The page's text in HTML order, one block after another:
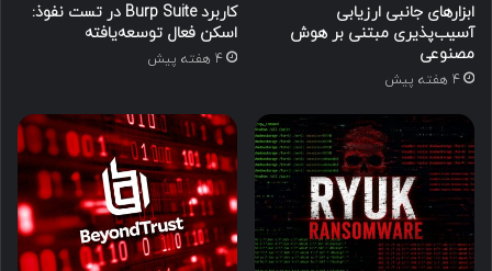
ابزارهای جانبی ارزیابی
آسیب‌پذیری مبتنی بر هوش
مصنوعی
4 هفته پیش
کاربرد Burp Suite در تست نفوذ:
اسکن فعال توسعه‌یافته
4 هفته پیش